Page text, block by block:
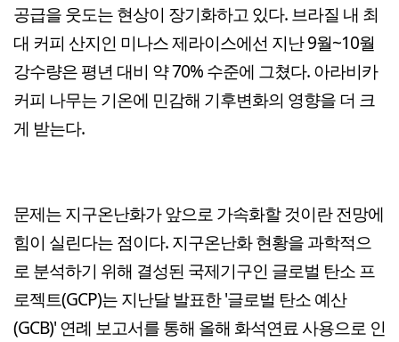
공급을 웃도는 현상이 장기화하고 있다. 브라질 내 최
대 커피 산지인 미나스 제라이스에선 지난 9월~10월
강수량은 평년 대비 약 70% 수준에 그쳤다. 아라비카
커피 나무는 기온에 민감해 기후변화의 영향을 더 크
게 받는다.
문제는 지구온난화가 앞으로 가속화할 것이란 전망에
힘이 실린다는 점이다. 지구온난화 현황을 과학적으
로 분석하기 위해 결성된 국제기구인 글로벌 탄소 프
로젝트(GCP)는 지난달 발표한 '글로벌 탄소 예산
(GCB)' 연례 보고서를 통해 올해 화석연료 사용으로 인